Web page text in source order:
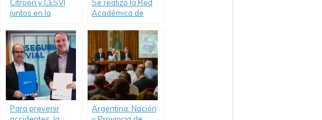
Citroën y CESVI
juntos en la
mejorar la
Educación Vial.
Se realizó la Red
Académica de
Para prevenir
Argentina: Nación